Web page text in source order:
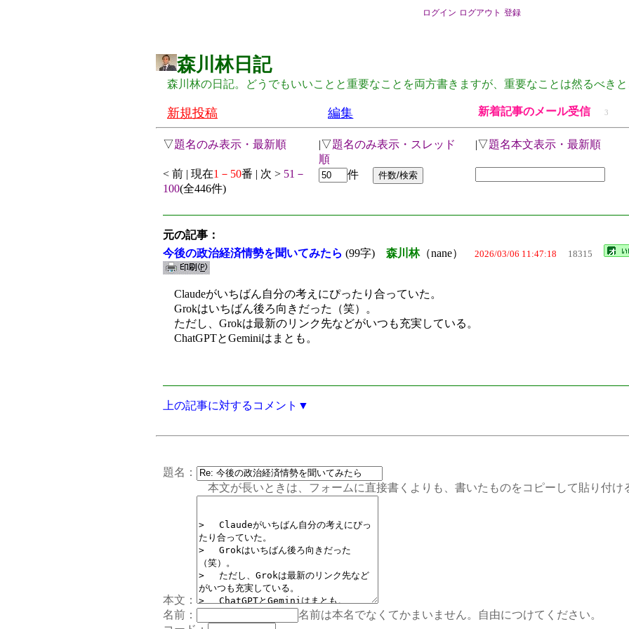
ログイン ログアウト 登録
森川林日記
森川林の日記。どうでもいいことと重要なことを両方書きますが、重要なことは然るべきと
新規投稿 編集 新着記事のメール受信 3
▽題名のみ表示・最新順 |▽題名のみ表示・スレッド
順
|▽題名本文表示・最新順
< 前 | 現在1－50番 | 次 > 51－
100(全446件)
件
元の記事：
今後の政治経済情勢を聞いてみたら (99字) 森川林（nane） 2026/03/06 11:47:18 18315
Claudeがいちばん自分の考えにぴったり合っていた。
Grokはいちばん後ろ向きだった（笑）。
ただし、Grokは最新のリンク先などがいつも充実している。
ChatGPTとGeminiはまとも。
上の記事に対するコメント▼
題名：
本文が長いときは、フォームに直接書くよりも、書いたものをコピーして貼り付ける
本文：
名前：
名前は本名でなくてかまいません。自由につけてください。